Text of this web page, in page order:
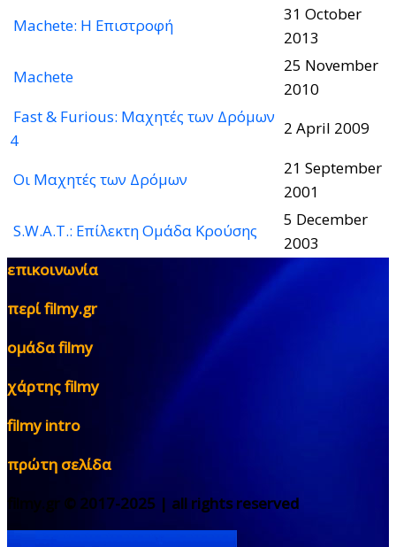
Machete: Η Επιστροφή
31 October
2013
Machete
25 November
2010
Fast & Furious: Μαχητές των Δρόμων
4
2 April 2009
Οι Μαχητές των Δρόμων
21 September
2001
S.W.A.T.: Επίλεκτη Ομάδα Κρούσης
5 December
2003
επικοινωνία
περί filmy.gr
ομάδα filmy
χάρτης filmy
filmy intro
πρώτη σελίδα
filmy.gr © 2017-2025 | all rights reserved